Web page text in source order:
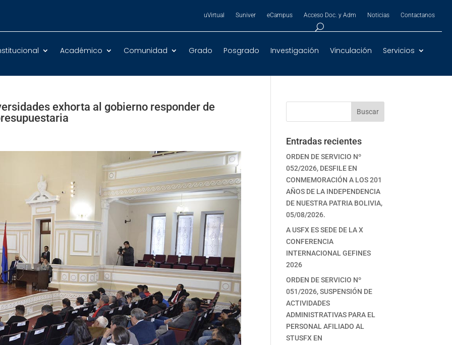
uVirtual Suniver eCampus Acceso Doc. y Adm Noticias Contactanos
Académico Comunidad Grado Posgrado Investigación Vinculación Servicios
exhorta al gobierno responder de
Buscar
Entradas recientes
ORDEN DE SERVICIO Nº
052/2026, DESFILE EN
CONMEMORACIÓN A LOS 201
AÑOS DE LA INDEPENDENCIA
DE NUESTRA PATRIA BOLIVIA,
05/08/2026.
A USFX ES SEDE DE LA X
CONFERENCIA
INTERNACIONAL GEFINES
2026
ORDEN DE SERVICIO Nº
051/2026, SUSPENSIÓN DE
ACTIVIDADES
ADMINISTRATIVAS PARA EL
PERSONAL AFILIADO AL
STUSFX EN